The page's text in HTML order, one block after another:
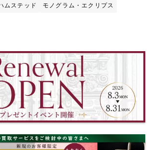
ムステッド モノグラム・エクリプス